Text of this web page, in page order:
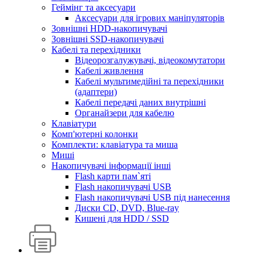
Геймінг та аксесуари
Аксесуари для ігрових маніпуляторів
Зовнішні HDD-накопичувачі
Зовнішні SSD-накопичувачі
Кабелі та перехідники
Відеорозгалужувачі, відеокомутатори
Кабелі живлення
Кабелі мультимедійні та перехідники
(адаптери)
Кабелі передачі даних внутрішні
Органайзери для кабелю
Клавіатури
Комп'ютерні колонки
Комплекти: клавіатура та миша
Миші
Накопичувачі інформації інші
Flash карти пам`яті
Flash накопичувачі USB
Flash накопичувачі USB під нанесення
Диски CD, DVD, Blue-ray
Кишені для HDD / SSD